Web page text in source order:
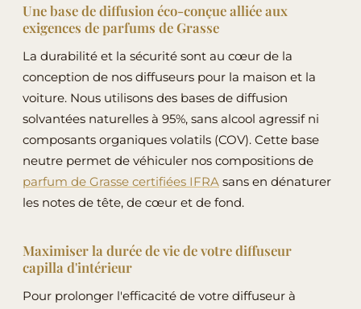
Une base de diffusion éco-conçue alliée aux
exigences de parfums de Grasse
La durabilité et la sécurité sont au cœur de la
conception de nos diffuseurs pour la maison et la
voiture. Nous utilisons des bases de diffusion
solvantées naturelles à 95%, sans alcool agressif ni
composants organiques volatils (COV). Cette base
neutre permet de véhiculer nos compositions de
parfum de Grasse certifiées IFRA sans en dénaturer
les notes de tête, de cœur et de fond.
Maximiser la durée de vie de votre diffuseur
capilla d'intérieur
Pour prolonger l'efficacité de votre diffuseur à